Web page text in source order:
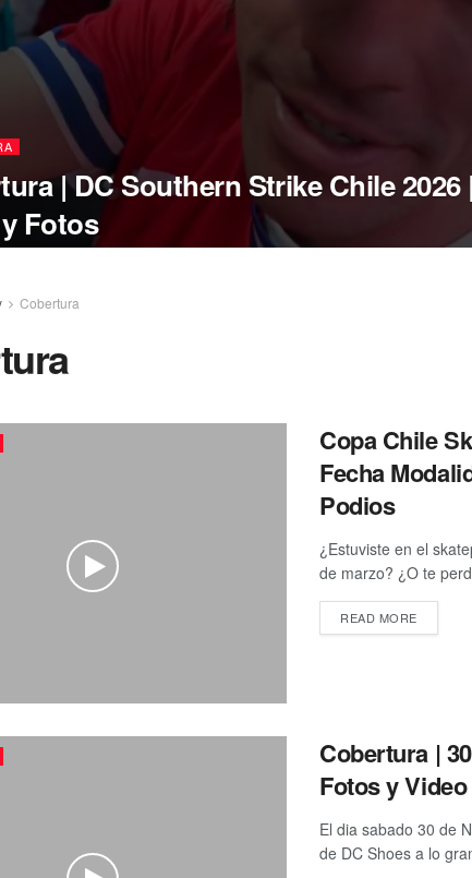
| DC Southern Strike Chile 2026 |
Fotos
Cobertura
Copa Chile
Fecha
Podios
¿Estuviste en el
de marzo? ¿O te
READ MOREDETAILS
Cobertura |
Fotos y Video
El dia sabado 30 de
de DC Shoes a lo